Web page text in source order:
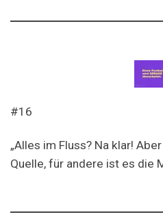
#16
„Alles im Fluss? Na klar!
Quelle, für andere ist es die